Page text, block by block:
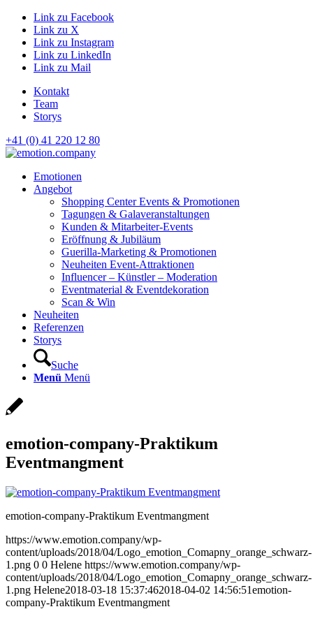
Link zu Facebook
Link zu X
Link zu Instagram
Link zu LinkedIn
Link zu Mail
Kontakt
Team
Storys
+41 (0) 41 220 12 80
Hauptnavigation
Emotionen
Angebot
Shopping Center Events & Promotionen
Tagungen & Galaveranstaltungen
Kunden & Mitarbeiter-Events
Eröffnung & Jubiläum
Guerilla-Marketing & Promotionen
Neuheiten Event-Attraktionen
Influencer – Künstler – Moderation
Eventmaterial & Eventdekoration
Scan & Win
Neuheiten
Referenzen
Storys
Suche
Menü Menü
emotion-company-Praktikum
Eventmangment
emotion-company-Praktikum Eventmangment
https://www.emotion.company/wp-
content/uploads/2018/04/Logo_emotion_Comapny_orange_schwarz-
1.png 0 0 Helene https://www.emotion.company/wp-
content/uploads/2018/04/Logo_emotion_Comapny_orange_schwarz-
1.png Helene2018-03-18 15:37:462018-04-02 14:56:51emotion-
company-Praktikum Eventmangment